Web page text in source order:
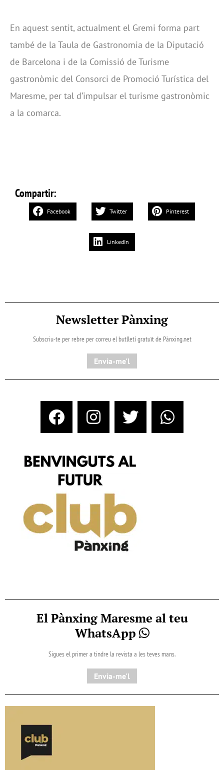
En aquest sentit, actualment el Gremi forma part
també de la Taula de Gastronomia de la Diputació
de Barcelona i de la Comissió de Turisme
gastronòmic del Consorci de Promoció Turística del
Maresme, per tal d’impulsar el turisme gastronòmic
a la comarca.
Compartir:
Facebook Twitter Pinterest
LinkedIn
Newsletter Pànxing
Subscriu-te per rebre per correu el butlletí gratuït de Pànxing.net​
Envia-me'l
El Pànxing Maresme al teu
WhatsApp
Sigues el primer a tindre la revista a les teves mans.
Envia-me'l